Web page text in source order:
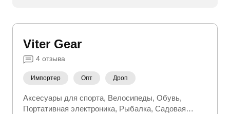
Viter Gear
4 отзыва
Импортер Опт Дроп
Аксесуары для спорта Велосипеды Обувь
Портативная электроника Рыбалка Садовая